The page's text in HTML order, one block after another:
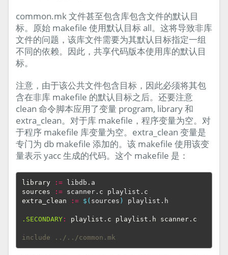
common.mk 文件甚至包含库包含文件的默认目
标。原始 makefile 使用默认目标 all。这将导致非库
文件的问题，该库文件需要为其默认目标指定一组
不同的依赖。因此，共享代码版本使用库的默认目
标。
注意，由于该公共文件包含目标，因此必须将其包
含在非库 makefile 的默认目标之后。还要注意
clean 命令脚本应用了变量 program, library 和
extra_clean。对于库 makefile，程序变量为空。对
于程序 makefile 库变量为空。extra_clean 变量是
专门为 db makefile 添加的。该 makefile 使用该变
量表示 yacc 生成的代码。这个 makefile 是：
library :=
sources
:=
extra_clean
:= $( sources ) playlist.h
.SECONDARY : playlist . c playlist . h scanner . c
include ../../common.mk